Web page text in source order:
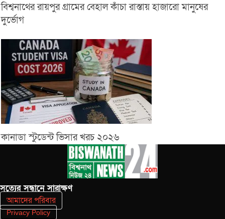
বিশ্বনাথের রায়পুর গ্রামের বেহাল কাঁচা রাস্তায় হাজারো মানুষের
দুর্ভোগ
কানাডা স্টুডেন্ট ভিসার খরচ ২০২৬
সত‌্যের সন্ধানে সারাক্ষণ
আমাদের পরিবার
Privacy Policy